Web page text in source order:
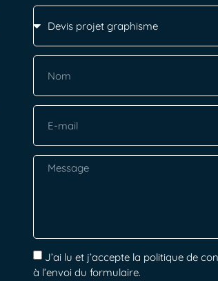
J’ai lu et j’accepte la politique de
à l’envoi du formulaire.